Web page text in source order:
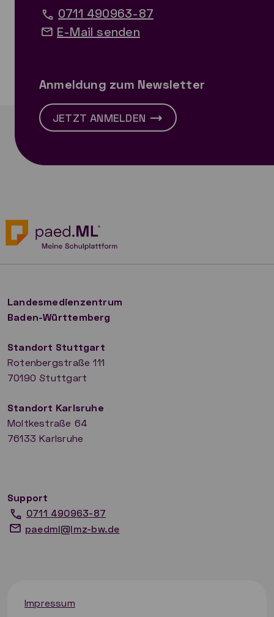
0711 490963-87
E-Mail senden
Anmeldung zum Newsletter
JETZT ANMELDEN
Landesmedienzentrum
Baden-Württemberg
Standort Stuttgart
Rotenbergstraße 111
70190 Stuttgart
​Standort Karlsruhe
Moltkestraße 64
76133 Karlsruhe
Support
0711 490963-87
paedml@lmz-bw.de
Impressum